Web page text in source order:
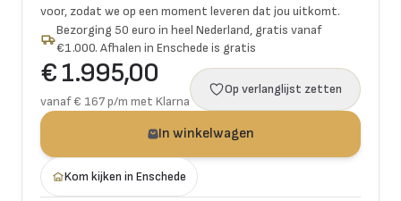
voor, zodat we op een moment leveren dat jou uitkomt.
Bezorging 50 euro in heel Nederland, gratis vanaf
€1.000. Afhalen in Enschede is gratis
€ 1.995,00
vanaf € 167 p/m met Klarna
Op verlanglijst zetten
In winkelwagen
Kom kijken in Enschede